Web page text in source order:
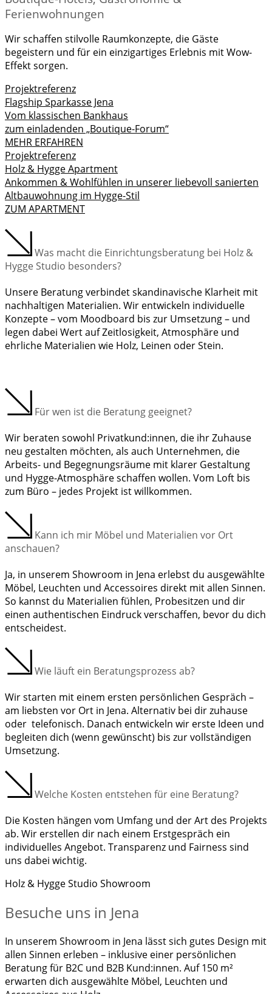
Ferienwohnungen
Wir schaffen stilvolle Raumkonzepte, die Gäste
begeistern und für ein einzigartiges Erlebnis mit Wow-
Effekt sorgen.
Projektreferenz
Flagship Sparkasse Jena
Vom klassischen Bankhaus
zum einladenden „Boutique-Forum“
MEHR ERFAHREN
Projektreferenz
Holz & Hygge Apartment
Ankommen & Wohlfühlen in unserer liebevoll sanierten
Altbauwohnung im Hygge-Stil
ZUM APARTMENT
Was macht die Einrichtungsberatung bei Holz &
Hygge Studio besonders?
Unsere Beratung verbindet skandinavische Klarheit mit
nachhaltigen Materialien. Wir entwickeln individuelle
Konzepte – vom Moodboard bis zur Umsetzung – und
legen dabei Wert auf Zeitlosigkeit, Atmosphäre und
ehrliche Materialien wie Holz, Leinen oder Stein.
Für wen ist die Beratung geeignet?
Wir beraten sowohl Privatkund:innen, die ihr Zuhause
neu gestalten möchten, als auch Unternehmen, die
Arbeits- und Begegnungsräume mit klarer Gestaltung
und Hygge-Atmosphäre schaffen wollen. Vom Loft bis
zum Büro – jedes Projekt ist willkommen.
Kann ich mir Möbel und Materialien vor Ort
anschauen?
Ja, in unserem Showroom in Jena erlebst du ausgewählte
Möbel, Leuchten und Accessoires direkt mit allen Sinnen.
So kannst du Materialien fühlen, Probesitzen und dir
einen authentischen Eindruck verschaffen, bevor du dich
entscheidest.
Wie läuft ein Beratungsprozess ab?
Wir starten mit einem ersten persönlichen Gespräch –
am liebsten vor Ort in Jena. Alternativ bei dir zuhause
oder telefonisch. Danach entwickeln wir erste Ideen und
begleiten dich (wenn gewünscht) bis zur vollständigen
Umsetzung.
Welche Kosten entstehen für eine Beratung?
Die Kosten hängen vom Umfang und der Art des Projekts
ab. Wir erstellen dir nach einem Erstgespräch ein
individuelles Angebot. Transparenz und Fairness sind
uns dabei wichtig.
Holz & Hygge Studio Showroom
Besuche uns in Jena
In unserem Showroom in Jena lässt sich gutes Design mit
allen Sinnen erleben – inklusive einer persönlichen
Beratung für B2C und B2B Kund:innen. Auf 150 m²
erwarten dich ausgewählte Möbel, Leuchten und